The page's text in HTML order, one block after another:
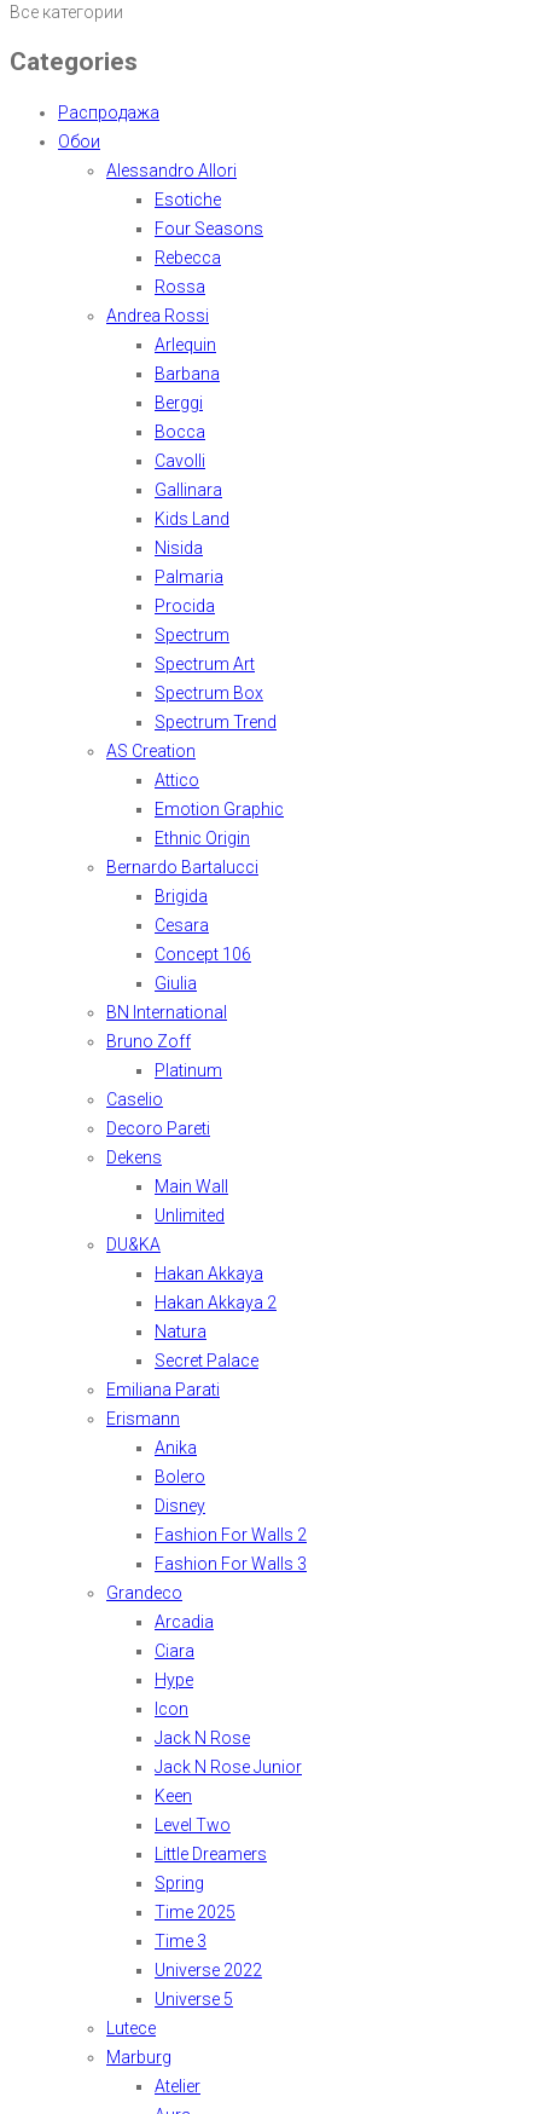
Все категории
Categories
Распродажа
Обои
Alessandro Allori
Esotiche
Four Seasons
Rebecca
Rossa
Andrea Rossi
Arlequin
Barbana
Berggi
Bocca
Cavolli
Gallinara
Kids Land
Nisida
Palmaria
Procida
Spectrum
Spectrum Art
Spectrum Box
Spectrum Trend
AS Creation
Attico
Emotion Graphic
Ethnic Origin
Bernardo Bartalucci
Brigida
Cesara
Concept 106
Giulia
BN International
Bruno Zoff
Platinum
Caselio
Decoro Pareti
Dekens
Main Wall
Unlimited
DU&KA
Hakan Akkaya
Hakan Akkaya 2
Natura
Secret Palace
Emiliana Parati
Erismann
Anika
Bolero
Disney
Fashion For Walls 2
Fashion For Walls 3
Grandeco
Arcadia
Ciara
Hype
Icon
Jack N Rose
Jack N Rose Junior
Keen
Level Two
Little Dreamers
Spring
Time 2025
Time 3
Universe 2022
Universe 5
Lutece
Marburg
Atelier